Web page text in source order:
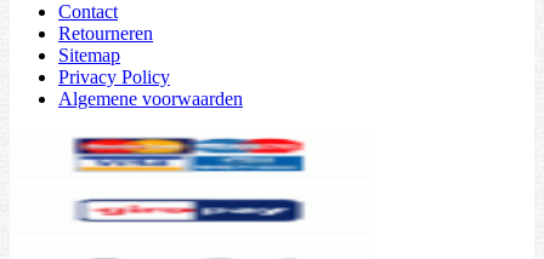
Contact
Retourneren
Sitemap
Privacy Policy
Algemene voorwaarden